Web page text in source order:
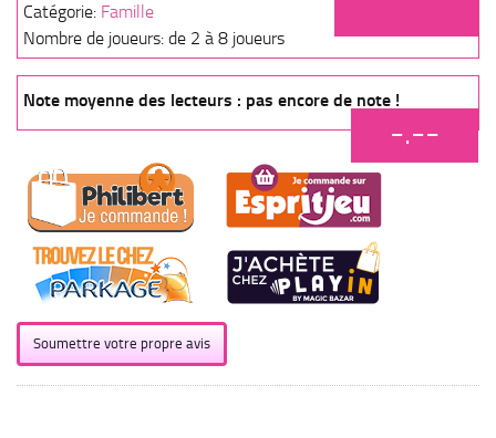
Catégorie: Famille
Nombre de joueurs: de 2 à 8 joueurs
Note moyenne des lecteurs : pas encore de note !
-.--
Soumettre votre propre avis